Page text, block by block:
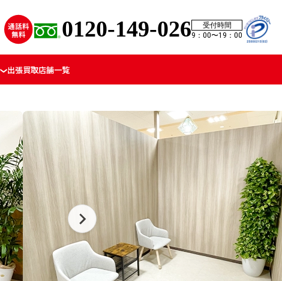
0120-149-026
受付時間
9：00〜19：00
出張買取店舗一覧